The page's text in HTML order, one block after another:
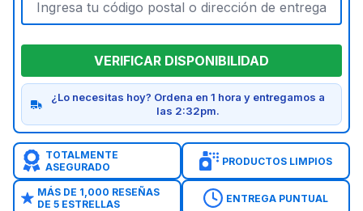
VERIFICAR DISPONIBILIDAD
¿Lo necesitas hoy? Ordena en 1 hora y entregamos a
las 2:32pm.
TOTALMENTE
ASEGURADO
PRODUCTOS LIMPIOS
MÁS DE 1,000 RESEÑAS
DE 5 ESTRELLAS
ENTREGA PUNTUAL